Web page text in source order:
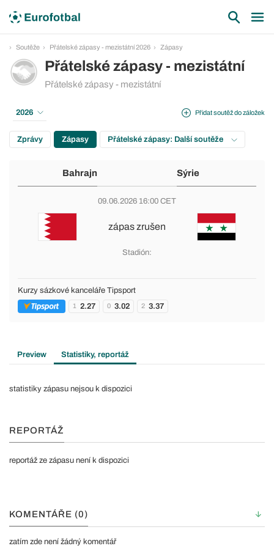
Soutěže Přátelské zápasy - mezistátní 2026 Zápasy
Přátelské zápasy - mezistátní
Přátelské zápasy - mezistátní
Přidat soutěž do záložek
2026
Zprávy Zápasy Přátelské zápasy: Další soutěže
Bahrajn Sýrie
09.06.2026 16:00 CET
zápas zrušen
Stadión:
Kurzy sázkové kanceláře Tipsport
1 2.27 0 3.02 2 3.37
Preview Statistiky, reportáž
statistiky zápasu nejsou k dispozici
REPORTÁŽ
reportáž ze zápasu není k dispozici
KOMENTÁŘE (0)
zatím zde není žádný komentář